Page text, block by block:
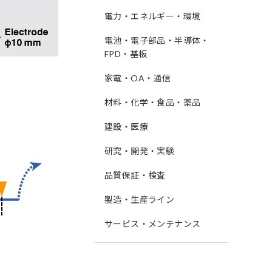
電力・エネルギー・環境
電池・電子部品・半導体・
FPD・基板
家電・OA・通信
材料・化学・食品・薬品
建設・医療
研究・開発・実験
品質保証・検査
製造・生産ライン
サービス・メンテナンス